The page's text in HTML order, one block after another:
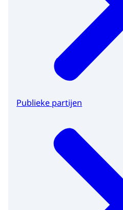
Publieke partijen